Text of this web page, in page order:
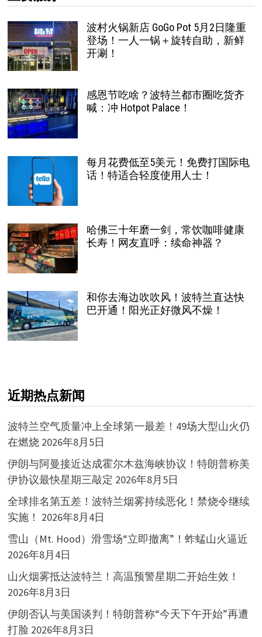
波村火锅新店 GoGo Pot 5月2日隆重
登场！一人一锅＋旋转自助，新鲜
开涮！
感恩节吃啥？波特兰都市圈吃货齐
喊：冲 Hotpot Palace！
每月花费低至5美元！免费打国际电
话！特适合轻度使用人士！
哈佛三十年磨一剑，常饮咖啡健康
长寿！网友直呼：续命神器？
和你去海边吹吹风！波特兰直达快
巴开通！阳光正好微风不燥！
近期热点新闻
波特兰空气质量冲上全球第一最差！49场大型山火仍
在燃烧 2026年8月5日
伊朗与阿曼接近达成霍尔木兹海峡协议！特朗普称美
伊协议最快星期三敲定 2026年8月5日
全球排名第五差！波特兰烟雾持续恶化！禁烧令继续
实施！ 2026年8月4日
雪山（Mt. Hood）滑雪场“立即撤离”！蚱蜢山火逼近
2026年8月4日
山火烟雾抵达波特兰！高温预警星期二开始生效！
2026年8月3日
伊朗否认与美国谈判！特朗普称“今天下午开始”再遭
打脸 2026年8月3日